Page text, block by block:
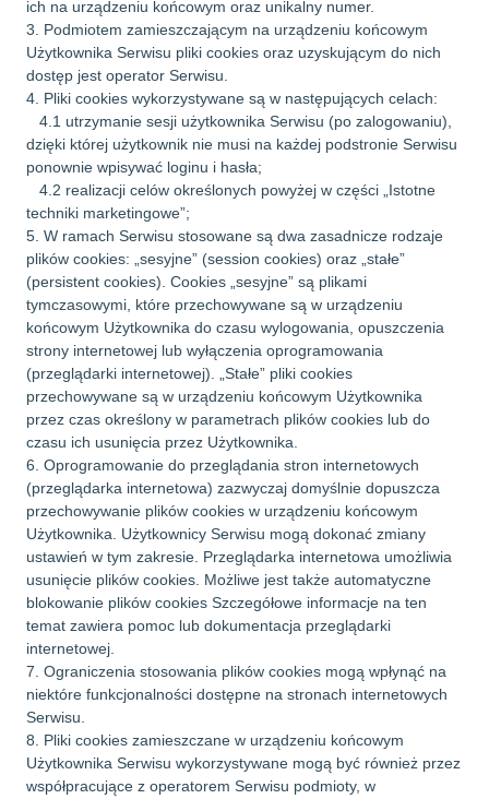
ich na urządzeniu końcowym oraz unikalny numer.
3. Podmiotem zamieszczającym na urządzeniu końcowym
Użytkownika Serwisu pliki cookies oraz uzyskującym do nich
dostęp jest operator Serwisu.
4. Pliki cookies wykorzystywane są w następujących celach:
4.1 utrzymanie sesji użytkownika Serwisu (po zalogowaniu),
dzięki której użytkownik nie musi na każdej podstronie Serwisu
ponownie wpisywać loginu i hasła;
4.2 realizacji celów określonych powyżej w części „Istotne
techniki marketingowe”;
5. W ramach Serwisu stosowane są dwa zasadnicze rodzaje
plików cookies: „sesyjne” (session cookies) oraz „stałe”
(persistent cookies). Cookies „sesyjne” są plikami
tymczasowymi, które przechowywane są w urządzeniu
końcowym Użytkownika do czasu wylogowania, opuszczenia
strony internetowej lub wyłączenia oprogramowania
(przeglądarki internetowej). „Stałe” pliki cookies
przechowywane są w urządzeniu końcowym Użytkownika
przez czas określony w parametrach plików cookies lub do
czasu ich usunięcia przez Użytkownika.
6. Oprogramowanie do przeglądania stron internetowych
(przeglądarka internetowa) zazwyczaj domyślnie dopuszcza
przechowywanie plików cookies w urządzeniu końcowym
Użytkownika. Użytkownicy Serwisu mogą dokonać zmiany
ustawień w tym zakresie. Przeglądarka internetowa umożliwia
usunięcie plików cookies. Możliwe jest także automatyczne
blokowanie plików cookies Szczegółowe informacje na ten
temat zawiera pomoc lub dokumentacja przeglądarki
internetowej.
7. Ograniczenia stosowania plików cookies mogą wpłynąć na
niektóre funkcjonalności dostępne na stronach internetowych
Serwisu.
8. Pliki cookies zamieszczane w urządzeniu końcowym
Użytkownika Serwisu wykorzystywane mogą być również przez
współpracujące z operatorem Serwisu podmioty, w